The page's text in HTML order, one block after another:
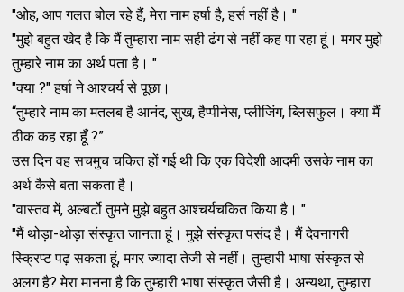
"ओह, आप गलत बोल रहे हैं, मेरा नाम हर्षा है, हर्स नहीं है। "
"मुझे बहुत खेद है कि मैं तुम्हारा नाम सही ढंग से नहीं कह पा रहा हूं। मगर मुझे
तुम्हारे नाम का अर्थ पता है। "
"क्या ?" हर्षा ने आश्चर्य से पूछा।
“तुम्हारे नाम का मतलब है आनंद, सुख, हैप्पीनेस, प्लीजिंग, ब्लिसफुल। क्या मैं
ठीक कह रहा हूँ ?”
उस दिन वह सचमुच चकित हों गई थी कि एक विदेशी आदमी उसके नाम का
अर्थ कैसे बता सकता है।
"वास्तव में, अल्बर्टो तुमने मुझे बहुत आश्चर्यचकित किया है। "
"मैं थोड़ा-थोड़ा संस्कृत जानता हूं। मुझे संस्कृत पसंद है। मैं देवनागरी
स्क्रिप्ट पढ़ सकता हूं, मगर ज्यादा तेजी से नहीं। तुम्हारी भाषा संस्कृत से
अलग है? मेरा मानना है कि तुम्हारी भाषा संस्कृत जैसी है। अन्यथा, तुम्हारा